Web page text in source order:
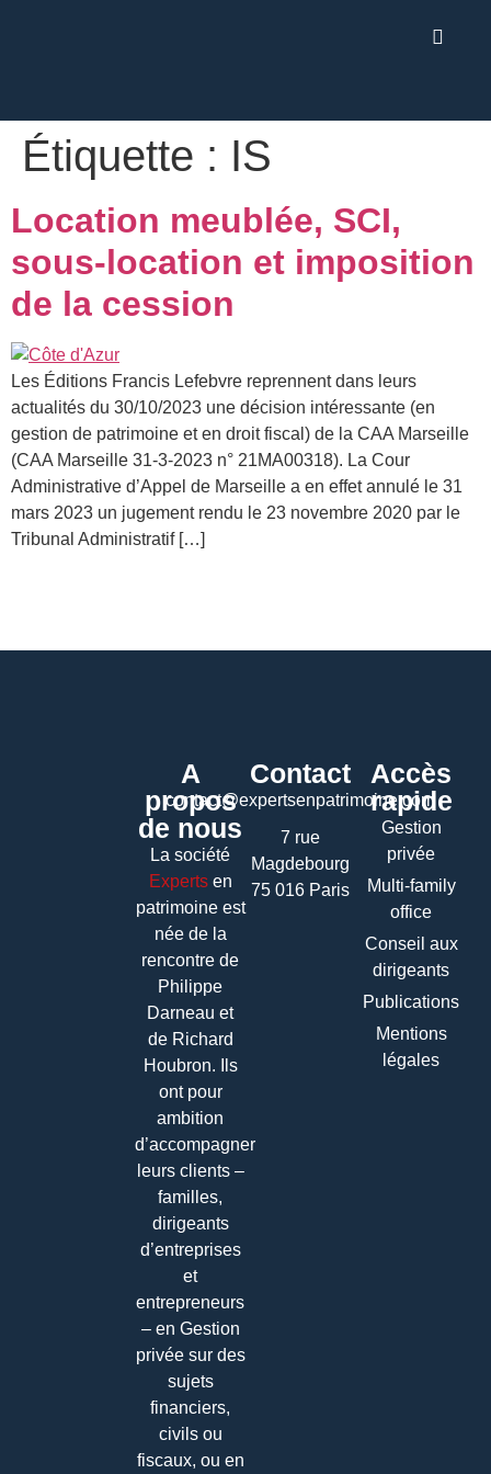
Étiquette : IS
Location meublée, SCI,
sous-location et imposition
de la cession
Les Éditions Francis Lefebvre reprennent dans leurs
actualités du 30/10/2023 une décision intéressante (en
gestion de patrimoine et en droit fiscal) de la CAA Marseille
(CAA Marseille 31-3-2023 n° 21MA00318). La Cour
Administrative d’Appel de Marseille a en effet annulé le 31
mars 2023 un jugement rendu le 23 novembre 2020 par le
Tribunal Administratif […]
A
propos
de nous
La société
Expertsen
patrimoine est
née de la
rencontre de
Philippe
Darneau et
de Richard
Houbron. Ils
ont pour
ambition
d’accompagner
leurs clients –
familles,
dirigeants
d’entreprises
et
entrepreneurs
– en Gestion
privée sur des
sujets
financiers,
civils ou
fiscaux, ou en
Contact
contact@expertsenpatrimoine.com
7 rue
Magdebourg
75 016 Paris
Accès
rapide
Gestion
privée
Multi-family
office
Conseil aux
dirigeants
Publications
Mentions
légales